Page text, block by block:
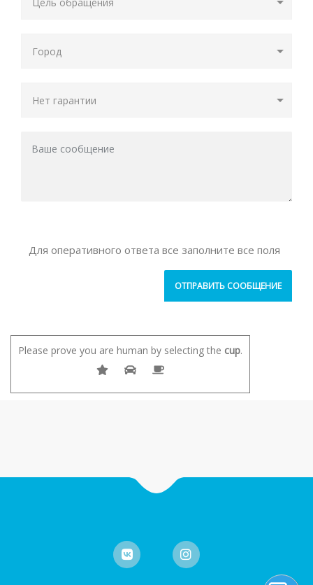
Для оперативного ответа все заполните все поля
Please prove you are human by selecting the cup.